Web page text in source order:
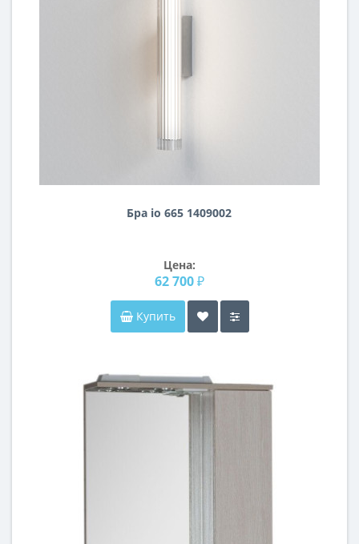
Бра io 665 1409002
Цена:
62 700 ₽
Купить